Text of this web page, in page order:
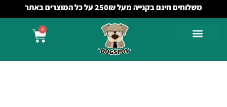
משלוחים חינם בקנייה מעל 250₪ על כל המוצרים באתר
0